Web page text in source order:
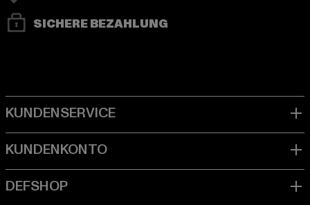
SICHERE BEZAHLUNG